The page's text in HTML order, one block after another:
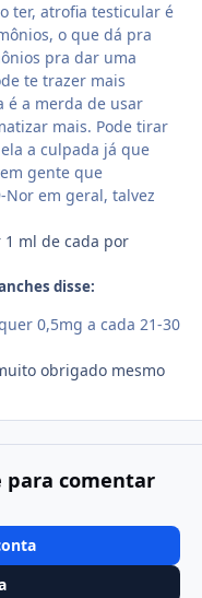
ter, atrofia testicular é
o que dá pra
pra dar uma
te trazer mais
é a merda de usar
mais. Pode tirar
a culpada já que
gente que
Nor em geral, talvez
ml de cada por
disse:
0,5mg a cada 21-30
obrigado mesmo
para comentar